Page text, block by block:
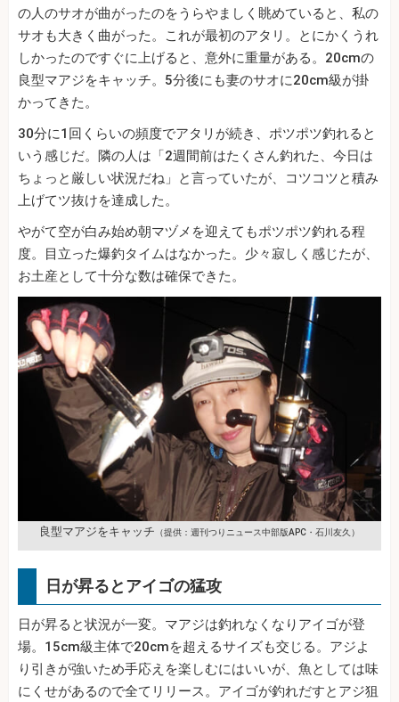
の人のサオが曲がったのをうらやましく眺めていると、私の
サオも大きく曲がった。これが最初のアタリ。とにかくうれ
しかったのですぐに上げると、意外に重量がある。20cmの
良型マアジをキャッチ。5分後にも妻のサオに20cm級が掛
かってきた。
30分に1回くらいの頻度でアタリが続き、ポツポツ釣れると
いう感じだ。隣の人は「2週間前はたくさん釣れた、今日は
ちょっと厳しい状況だね」と言っていたが、コツコツと積み
上げてツ抜けを達成した。
やがて空が白み始め朝マヅメを迎えてもポツポツ釣れる程
度。目立った爆釣タイムはなかった。少々寂しく感じたが、
お土産として十分な数は確保できた。
良型マアジをキャッチ （提供：週刊つりニュース中部版APC・石川友久）
日が昇るとアイゴの猛攻
日が昇ると状況が一変。マアジは釣れなくなりアイゴが登
場。15cm級主体で20cmを超えるサイズも交じる。アジよ
り引きが強いため手応えを楽しむにはいいが、魚としては味
にくせがあるので全てリリース。アイゴが釣れだすとアジ狙